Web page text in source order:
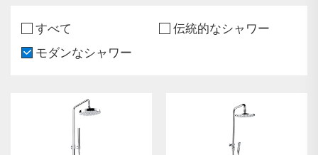
すべて
伝統的なシャワー
モダンなシャワー